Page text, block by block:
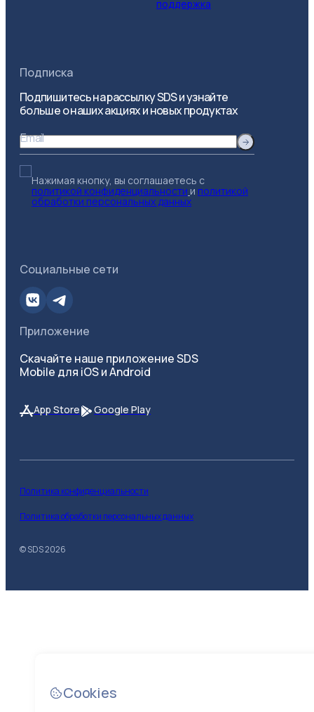
поддержка
Подписка
Подпишитесь на рассылку SDS и узнайте
больше о наших акциях и новых продуктах
Email
Нажимая кнопку, вы соглашаетесь с
политикой конфиденциальности и политикой
обработки персональных данных
Социальные сети
Приложение
Скачайте наше приложение SDS
Mobile для iOS и Android
App Store Google Play
© SDS2026
Политика конфиденциальности
Политика обработки персональных данных
Cookies